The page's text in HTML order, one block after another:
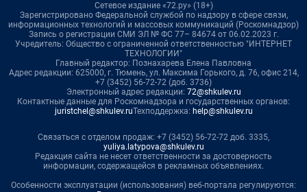
Сетевое издание «72.ру» (18+)
Зарегистрировано Федеральной службой по надзору в сфере связи,
информационных технологий и массовых коммуникаций (Роскомнадзор)
Запись о регистрации СМИ ЭЛ № ФС 77– 84674 от 06.02.2023 г.
Учредитель: Общество с ограниченной ответственностью "ИНТЕРНЕТ
ТЕХНОЛОГИИ"
Главный редактор: Познахарева Елена Павловна
Адрес редакции: 625000, г. Тюмень, ул. Максима Горького, д. 76, офис 214,
+7 (3452) 56-72-72 (доб. 3736)
Электронный адрес редакции: 72@shkulev.ru
Контактные данные для Роскомнадзора и государственных органов:
juristchel@shkulev.ruТехподдержка: help@shkulev.ru
Связаться с отделом продаж: +7 (3452) 56-72-72 доб. 3335,
yuliya.latypova@shkulev.ru
Редакция сайта не несет ответственности за достоверность
информации, содержащейся в рекламных объявлениях.
Особенности эксплуатации (использования) веб-портала регулируются: